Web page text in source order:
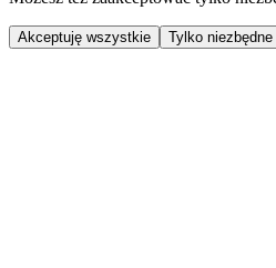
Akceptuję wszystkie Tylko niezbędne